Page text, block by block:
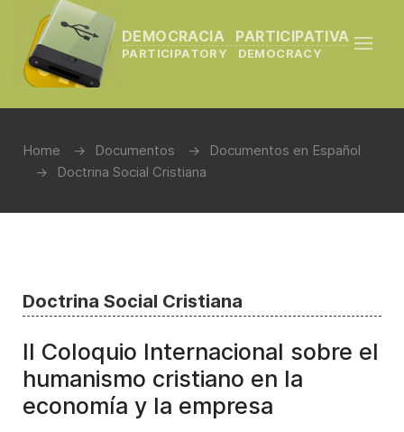
DEMOCRACIA PARTICIPATIVA
PARTICIPATORY DEMOCRACY
Home Documentos
Documentos en Español
Doctrina Social Cristiana
Doctrina Social Cristiana
II Coloquio Internacional sobre el
humanismo cristiano en la
economía y la empresa